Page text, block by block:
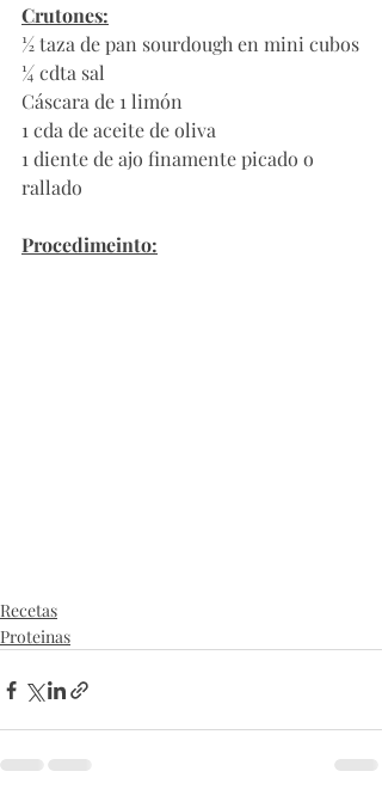
Crutones:
½ taza de pan sourdough en mini cubos
¼ cdta sal
Cáscara de 1 limón
1 cda de aceite de oliva
1 diente de ajo finamente picado o
rallado
Procedimeinto:
Recetas
Proteinas